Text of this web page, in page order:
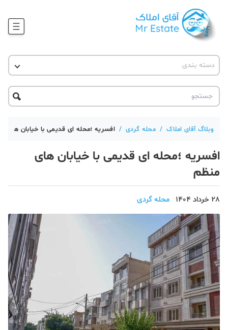
آموزش املاک
حقوقی
آکادمی
دسته بندی
آقای مشاور املاک
آکادمی آقای املاک
آموزش املاک
آموزش پلتفرم آقای املاک
اخبار مسکن
تحلیل مسکن
دکوراسیون
صنعت ساختمان
محله گردی
معماری
ملکی
وبلاگ آقای املاک / محله گردی / افسریه ؛محله ای قدیمی با خیابان های
افسریه ؛محله ای قدیمی با خیابان های
منظم
28 خرداد 1404 محله گردی